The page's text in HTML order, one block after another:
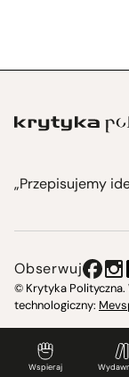
Wspieraj
„Przepisujemy
Instytut
Świetlica w
Obserwuj
© Krytyka Polityczna.
technologiczny: